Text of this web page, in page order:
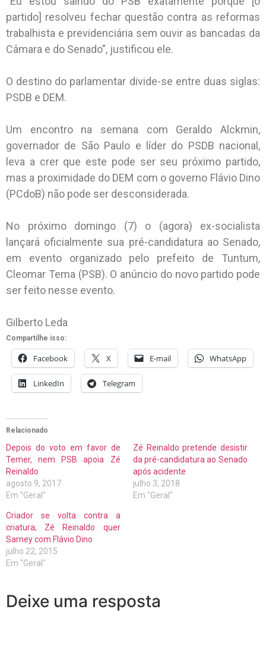
partido] resolveu fechar questão contra as reformas
trabalhista e previdenciária sem ouvir as bancadas da
Câmara e do Senado”, justificou ele.
O destino do parlamentar divide-se entre duas siglas:
PSDB e DEM.
Um encontro na semana com Geraldo Alckmin,
governador de São Paulo e líder do PSDB nacional,
leva a crer que este pode ser seu próximo partido,
mas a proximidade do DEM com o governo Flávio Dino
(PCdoB) não pode ser desconsiderada.
No próximo domingo (7) o (agora) ex-socialista
lançará oficialmente sua pré-candidatura ao Senado,
em evento organizado pelo prefeito de Tuntum,
Cleomar Tema (PSB). O anúncio do novo partido pode
ser feito nesse evento.
Gilberto Leda
Compartilhe isso:
Facebook X E-mail WhatsApp
LinkedIn Telegram
Relacionado
Depois do voto em favor de
Temer, nem PSB apoia Zé
Reinaldo
agosto 9, 2017
Em "Geral"
Zé Reinaldo pretende desistir
da pré-candidatura ao Senado
após acidente
julho 3, 2018
Em "Geral"
Criador se volta contra a
criatura; Zé Reinaldo quer
Sarney com Flávio Dino
julho 22, 2015
Em "Geral"
Deixe uma resposta